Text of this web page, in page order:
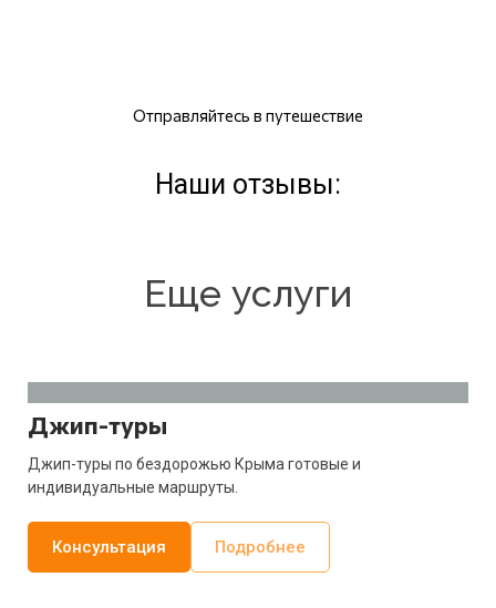
Отправляйтесь в путешествие
Наши отзывы:
Еще услуги
Джип-туры
Джип-туры по бездорожью Крыма готовые и
индивидуальные маршруты.
Консультация Подробнее